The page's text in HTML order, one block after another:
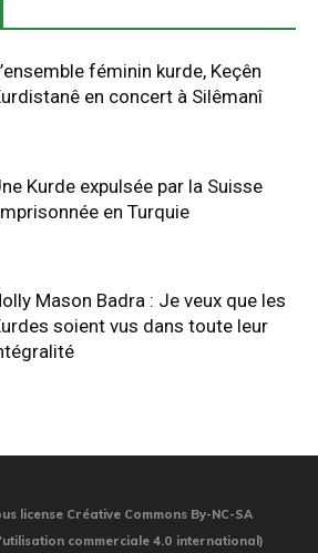
féminin kurde, Keçên
en concert à Silêmanî
Kurde expulsée par la Suisse
en Turquie
Mason Badra : Je veux que les
soient vus dans toute leur
license Créative Commons By-NC-SA
commerciale 4.0 international)